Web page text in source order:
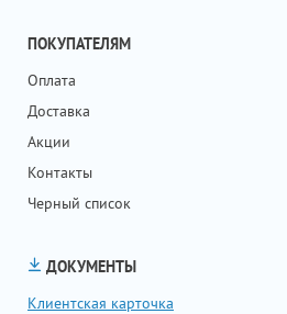
ПОКУПАТЕЛЯМ
Оплата
Доставка
Акции
Контакты
Черный список
ДОКУМЕНТЫ
Клиентская карточка